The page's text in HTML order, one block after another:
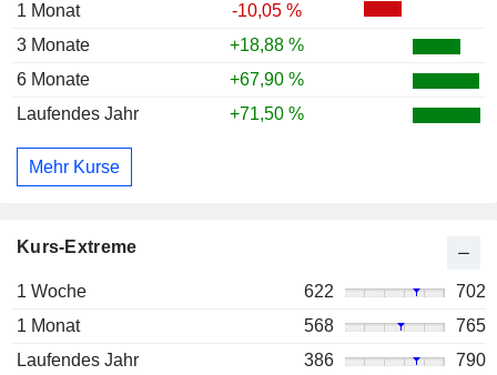
1 Monat
-10,05 %
3 Monate
+18,88 %
6 Monate
+67,90 %
Laufendes Jahr
+71,50 %
Mehr Kurse
Kurs-Extreme
1 Woche 622
702
1 Monat
568
765
Laufendes Jahr
386
790